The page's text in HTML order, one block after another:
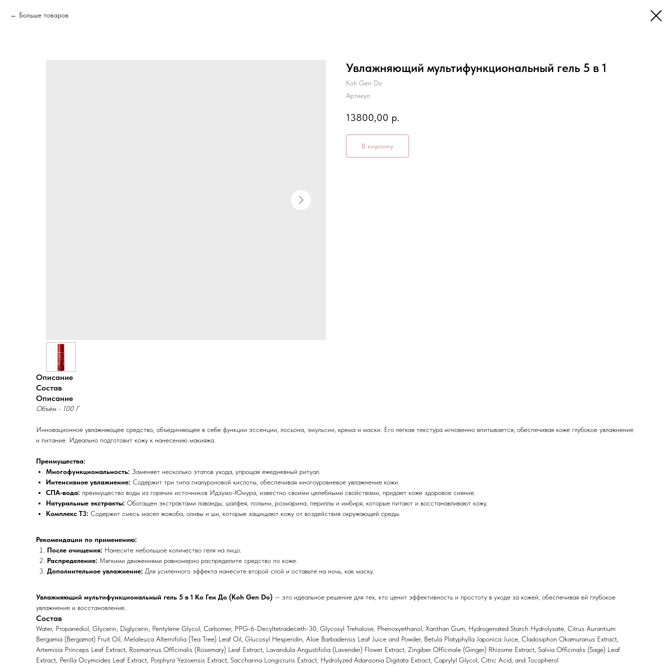
Больше товаров
Увлажняющий мультифункциональный гель 5 в 1
Koh Gen Do
Артикул:
13800,00 р.
В корзину
Описание
Состав
Описание
Объём - 100 Г
Инновационное увлажняющее средство, объединяющее в себе функции эссенции, лосьона, эмульсии, крема и маски. Его легкая текстура мгновенно впитывается, обеспечивая коже глубокое увлажнение
и питание. Идеально подготовит кожу к нанесению макияжа.
Преимущества:
Многофункциональность: Заменяет несколько этапов ухода, упрощая ежедневный ритуал.
Интенсивное увлажнение: Содержит три типа гиалуроновой кислоты, обеспечивая многоуровневое увлажнение кожи.
СПА-вода: преимущество воды из горячих источников Идзумо-Юмура, известно своими целебными свойствами, придает коже здоровое сияние.
Натуральные экстракты: Обогащен экстрактами лаванды, шалфея, полыни, розмарина, периллы и имбиря, которые питают и восстанавливают кожу.
Комплекс T3: Содержит смесь масел жожоба, оливы и ши, которые защищают кожу от воздействия окружающей среды.
Рекомендации по применению:
После очищения: Нанесите небольшое количество геля на лицо.
Распределение: Мягкими движениями равномерно распределите средство по коже.
Дополнительное увлажнение: Для усиленного эффекта нанесите второй слой и оставьте на ночь, как маску.
Увлажняющий мультифункциональный гель 5 в 1 Ко Ген До (Koh Gen Do) — это идеальное решение для тех, кто ценит эффективность и простоту в уходе за кожей, обеспечивая ей глубокое
увлажнение и восстановление.
Состав
Water, Propanediol, Glycerin, Diglycerin, Pentylene Glycol, Carbomer, PPG-6-Decyltetradeceth-30, Glycosyl Trehalose, Phenoxyethanol, Xanthan Gum, Hydrogenated Starch Hydrolysate, Citrus Aurantium
Bergamia (Bergamot) Fruit Oil, Melaleuca Alternifolia (Tea Tree) Leaf Oil, Glucosyl Hesperidin, Aloe Barbadensis Leaf Juice and Powder, Betula Platyphylla Japonica Juice, Cladosiphon Okamuranus Extract,
Artemisia Princeps Leaf Extract, Rosmarinus Officinalis (Rosemary) Leaf Extract, Lavandula Angustifolia (Lavender) Flower Extract, Zingiber Officinale (Ginger) Rhizome Extract, Salvia Officinalis (Sage) Leaf
Extract, Perilla Ocymoides Leaf Extract, Porphyra Yezoensis Extract, Saccharina Longicruris Extract, Hydrolyzed Adansonia Digitata Extract, Caprylyl Glycol, Citric Acid, and Tocopherol